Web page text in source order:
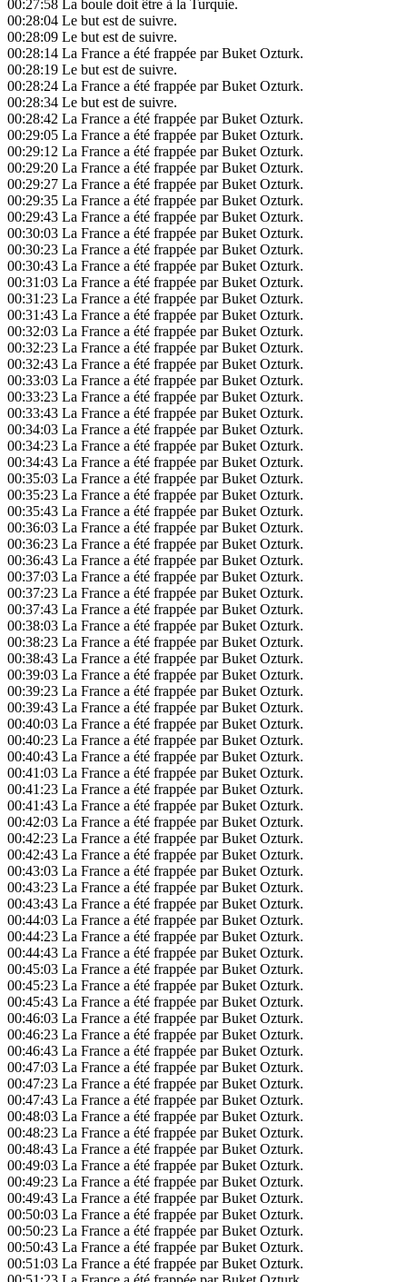
00:27:58 La boule doit être à la Turquie.
00:28:04 Le but est de suivre.
00:28:09 Le but est de suivre.
00:28:14 La France a été frappée par Buket Ozturk.
00:28:19 Le but est de suivre.
00:28:24 La France a été frappée par Buket Ozturk.
00:28:34 Le but est de suivre.
00:28:42 La France a été frappée par Buket Ozturk.
00:29:05 La France a été frappée par Buket Ozturk.
00:29:12 La France a été frappée par Buket Ozturk.
00:29:20 La France a été frappée par Buket Ozturk.
00:29:27 La France a été frappée par Buket Ozturk.
00:29:35 La France a été frappée par Buket Ozturk.
00:29:43 La France a été frappée par Buket Ozturk.
00:30:03 La France a été frappée par Buket Ozturk.
00:30:23 La France a été frappée par Buket Ozturk.
00:30:43 La France a été frappée par Buket Ozturk.
00:31:03 La France a été frappée par Buket Ozturk.
00:31:23 La France a été frappée par Buket Ozturk.
00:31:43 La France a été frappée par Buket Ozturk.
00:32:03 La France a été frappée par Buket Ozturk.
00:32:23 La France a été frappée par Buket Ozturk.
00:32:43 La France a été frappée par Buket Ozturk.
00:33:03 La France a été frappée par Buket Ozturk.
00:33:23 La France a été frappée par Buket Ozturk.
00:33:43 La France a été frappée par Buket Ozturk.
00:34:03 La France a été frappée par Buket Ozturk.
00:34:23 La France a été frappée par Buket Ozturk.
00:34:43 La France a été frappée par Buket Ozturk.
00:35:03 La France a été frappée par Buket Ozturk.
00:35:23 La France a été frappée par Buket Ozturk.
00:35:43 La France a été frappée par Buket Ozturk.
00:36:03 La France a été frappée par Buket Ozturk.
00:36:23 La France a été frappée par Buket Ozturk.
00:36:43 La France a été frappée par Buket Ozturk.
00:37:03 La France a été frappée par Buket Ozturk.
00:37:23 La France a été frappée par Buket Ozturk.
00:37:43 La France a été frappée par Buket Ozturk.
00:38:03 La France a été frappée par Buket Ozturk.
00:38:23 La France a été frappée par Buket Ozturk.
00:38:43 La France a été frappée par Buket Ozturk.
00:39:03 La France a été frappée par Buket Ozturk.
00:39:23 La France a été frappée par Buket Ozturk.
00:39:43 La France a été frappée par Buket Ozturk.
00:40:03 La France a été frappée par Buket Ozturk.
00:40:23 La France a été frappée par Buket Ozturk.
00:40:43 La France a été frappée par Buket Ozturk.
00:41:03 La France a été frappée par Buket Ozturk.
00:41:23 La France a été frappée par Buket Ozturk.
00:41:43 La France a été frappée par Buket Ozturk.
00:42:03 La France a été frappée par Buket Ozturk.
00:42:23 La France a été frappée par Buket Ozturk.
00:42:43 La France a été frappée par Buket Ozturk.
00:43:03 La France a été frappée par Buket Ozturk.
00:43:23 La France a été frappée par Buket Ozturk.
00:43:43 La France a été frappée par Buket Ozturk.
00:44:03 La France a été frappée par Buket Ozturk.
00:44:23 La France a été frappée par Buket Ozturk.
00:44:43 La France a été frappée par Buket Ozturk.
00:45:03 La France a été frappée par Buket Ozturk.
00:45:23 La France a été frappée par Buket Ozturk.
00:45:43 La France a été frappée par Buket Ozturk.
00:46:03 La France a été frappée par Buket Ozturk.
00:46:23 La France a été frappée par Buket Ozturk.
00:46:43 La France a été frappée par Buket Ozturk.
00:47:03 La France a été frappée par Buket Ozturk.
00:47:23 La France a été frappée par Buket Ozturk.
00:47:43 La France a été frappée par Buket Ozturk.
00:48:03 La France a été frappée par Buket Ozturk.
00:48:23 La France a été frappée par Buket Ozturk.
00:48:43 La France a été frappée par Buket Ozturk.
00:49:03 La France a été frappée par Buket Ozturk.
00:49:23 La France a été frappée par Buket Ozturk.
00:49:43 La France a été frappée par Buket Ozturk.
00:50:03 La France a été frappée par Buket Ozturk.
00:50:23 La France a été frappée par Buket Ozturk.
00:50:43 La France a été frappée par Buket Ozturk.
00:51:03 La France a été frappée par Buket Ozturk.